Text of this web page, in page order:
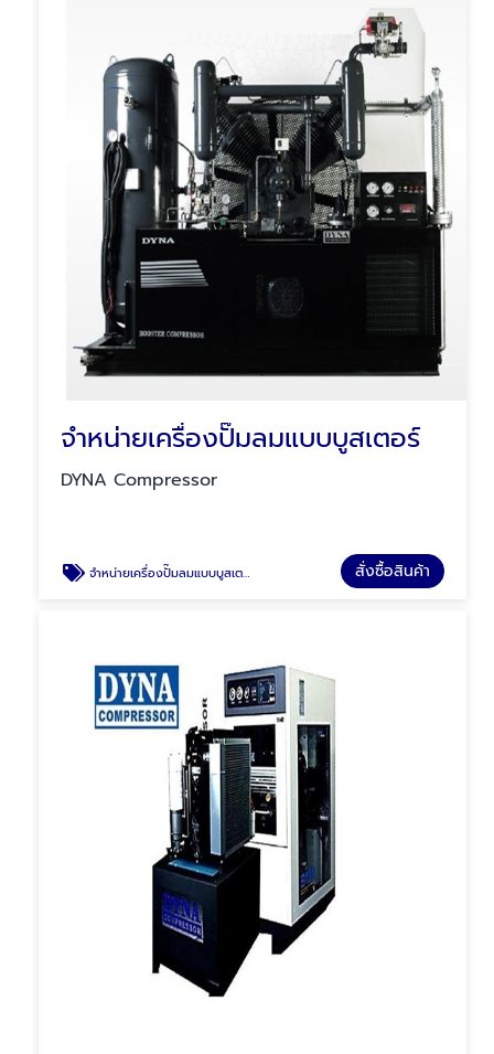
จำหน่ายเครื่องปั๊มลมแบบบูสเตอร์
DYNA Compressor
จำหน่ายเครื่องปั๊มลมแบบบูสเตอร์ สั่งซื้อสินค้า